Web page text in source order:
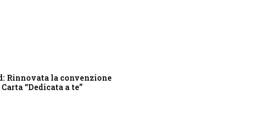
Rinnovata la convenzione
“Dedicata a te”